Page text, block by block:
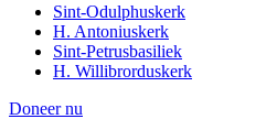
Sint-Odulphuskerk
H. Antoniuskerk
Sint-Petrusbasiliek
H. Willibrorduskerk
Doneer nu